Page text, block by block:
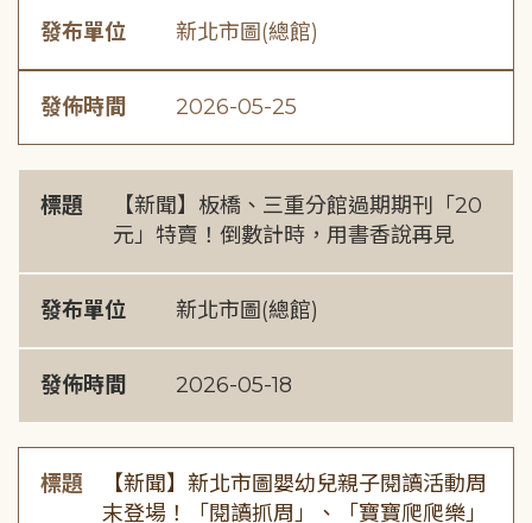
發布單位 新北市圖(總館)
發佈時間 2026-05-25
標題
【新聞】板橋、三重分館過期期刊「20
元」特賣！倒數計時，用書香說再見
發布單位 新北市圖(總館)
發佈時間 2026-05-18
標題
【新聞】新北市圖嬰幼兒親子閱讀活動周
末登場！「閱讀抓周」、「寶寶爬爬樂」